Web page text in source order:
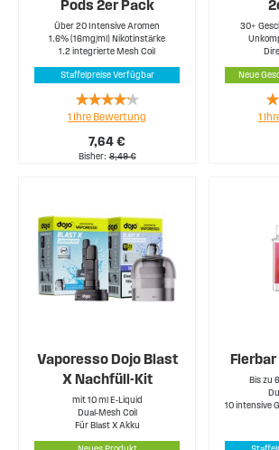
Pods 2er Pack
Über 20 Intensive Aromen
1.6% (16mg/ml) Nikotinstärke
1.2 integrierte Mesh Coil
Staffelpreise Verfügbar
7,64 €
Bisher 8,49 €
Rating:
80%
1 Ihre Bewertung
30+
Neue
1
Vaporesso Dojo Blast
X Nachfüll-Kit
mit 10 ml E-Liquid
Dual-Mesh Coil
Für Blast X Akku
Flerbar
Bis zu
10 intensive